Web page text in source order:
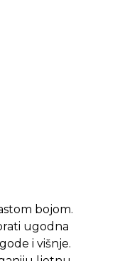
bojom.
ugodna
i višnje.